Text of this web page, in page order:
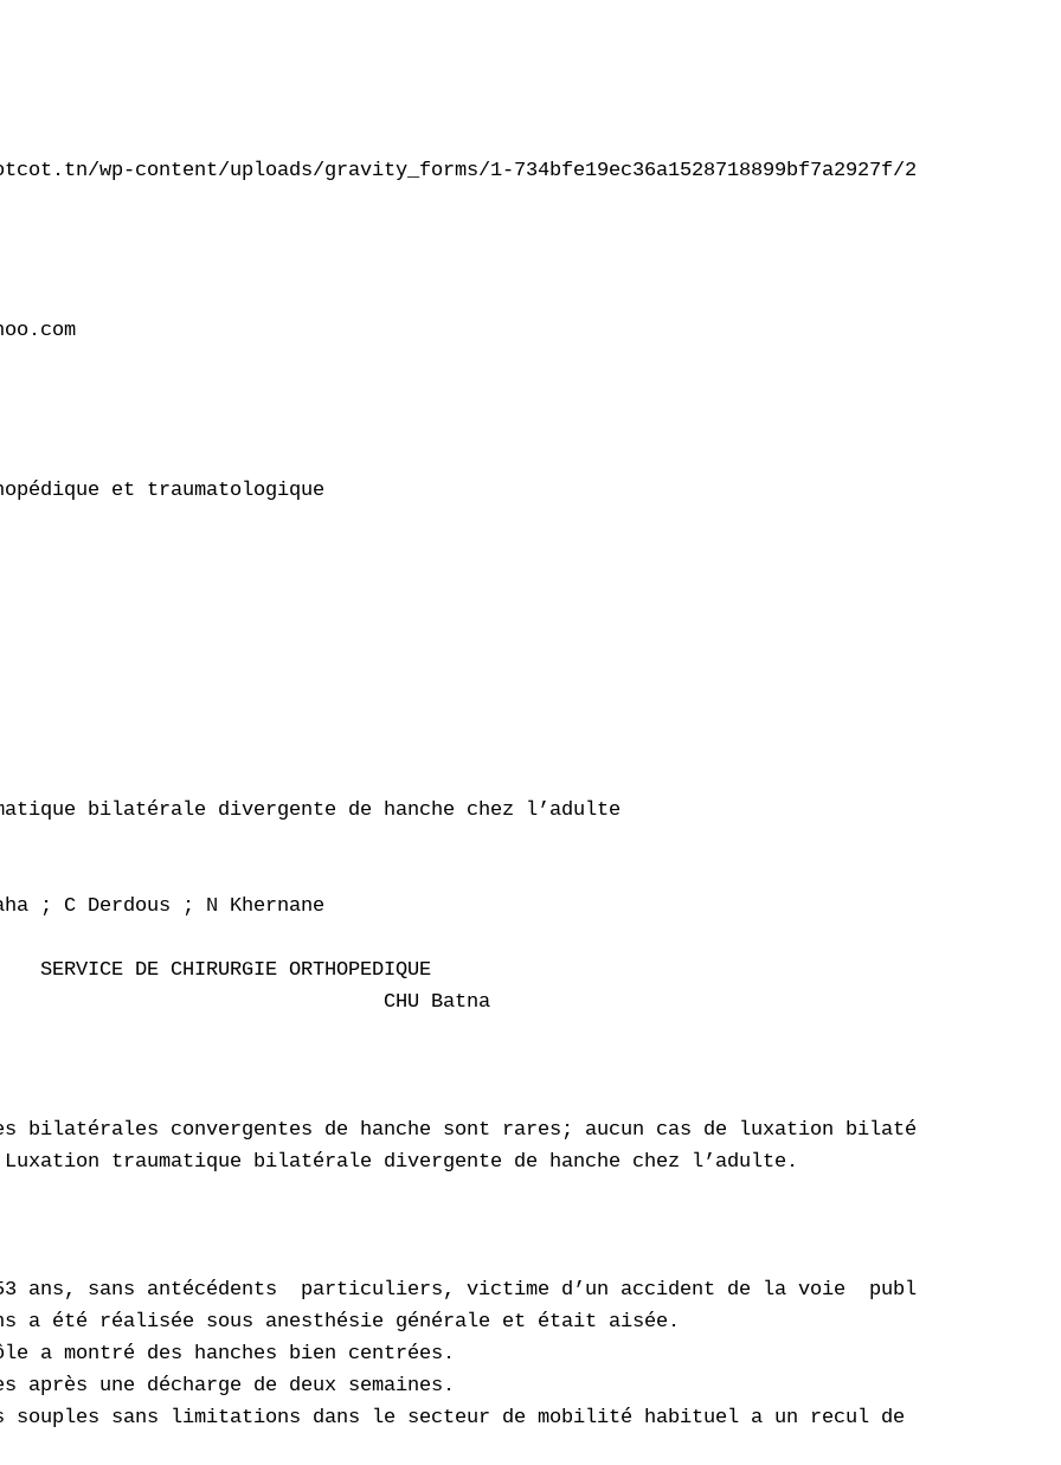
wp-content/uploads/gravity_forms/1-734bfe19ec36a1528718899bf7a2927f/2024/03/
et traumatologique
bilatérale divergente de hanche chez l’adulte
; C Derdous ; N Khernane
SERVICE DE CHIRURGIE ORTHOPEDIQUE
CHU Batna
bilatérales convergentes de hanche sont rares; aucun cas de luxation bilatérale
traumatique bilatérale divergente de hanche chez l’adulte.
ans, sans antécédents  particuliers, victime d’un accident de la voie  publique.
a été réalisée sous anesthésie générale et était aisée.
a montré des hanches bien centrées.
après une décharge de deux semaines.
souples sans limitations dans le secteur de mobilité habituel a un recul de 6 mois.